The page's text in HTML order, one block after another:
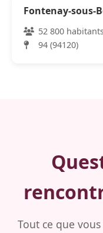
Fontenay-sous-
52 800
94 (94120)
Tout ce que